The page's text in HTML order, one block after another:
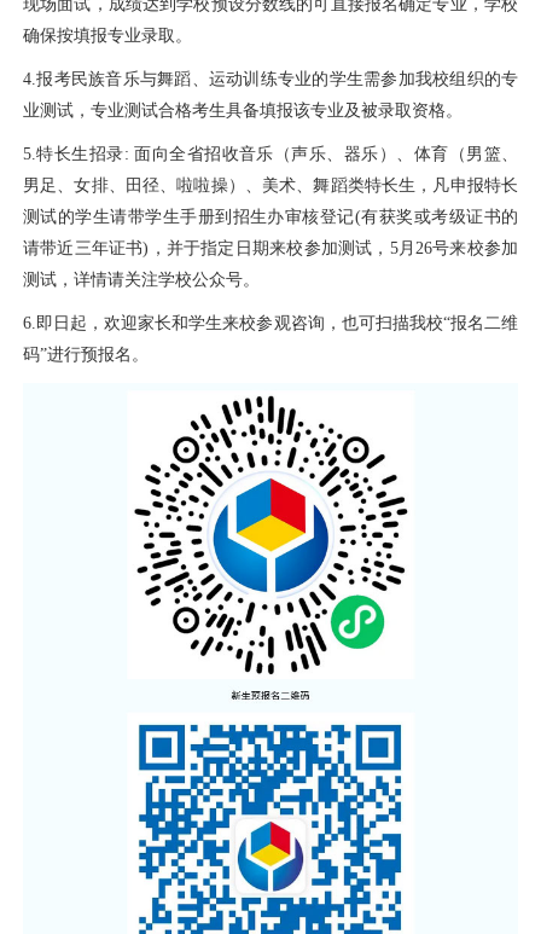
现场面试，成绩达到学校预设分数线的可直接报名确定专业，学校
确保按填报专业录取。
4.报考民族音乐与舞蹈、运动训练专业的学生需参加我校组织的专
业测试，专业测试合格考生具备填报该专业及被录取资格。
5.特长生招录: 面向全省招收音乐（声乐、器乐）、体育（男篮、
男足、女排、田径、啦啦操）、美术、舞蹈类特长生，凡申报特长
测试的学生请带学生手册到招生办审核登记(有获奖或考级证书的
请带近三年证书)，并于指定日期来校参加测试，5月26号来校参加
测试，详情请关注学校公众号。
6.即日起，欢迎家长和学生来校参观咨询，也可扫描我校“报名二维
码”进行预报名。